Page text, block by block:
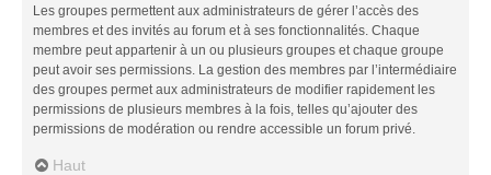
Les groupes permettent aux administrateurs de gérer l’accès des
membres et des invités au forum et à ses fonctionnalités. Chaque
membre peut appartenir à un ou plusieurs groupes et chaque groupe
peut avoir ses permissions. La gestion des membres par l’intermédiaire
des groupes permet aux administrateurs de modifier rapidement les
permissions de plusieurs membres à la fois, telles qu’ajouter des
permissions de modération ou rendre accessible un forum privé.
Haut